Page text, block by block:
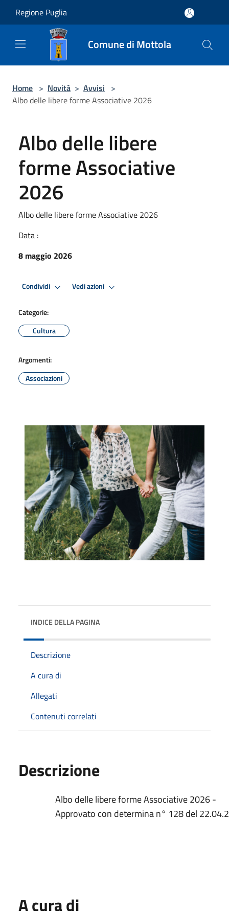
Regione Puglia
Comune di Mottola
Home > Novità > Avvisi >
Albo delle libere forme Associative 2026
Albo delle libere
forme Associative
2026
Albo delle libere forme Associative 2026
Data :
8 maggio 2026
Condividi Vedi azioni
Categorie:
Cultura
Argomenti:
Associazioni
INDICE DELLA PAGINA
Descrizione
A cura di
Allegati
Contenuti correlati
Descrizione
Albo delle libere forme Associative 2026 -
Approvato con determina n° 128 del
A cura di